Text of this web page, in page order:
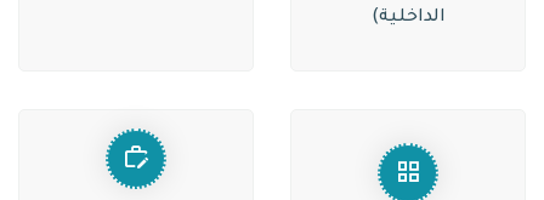
الداخلية)